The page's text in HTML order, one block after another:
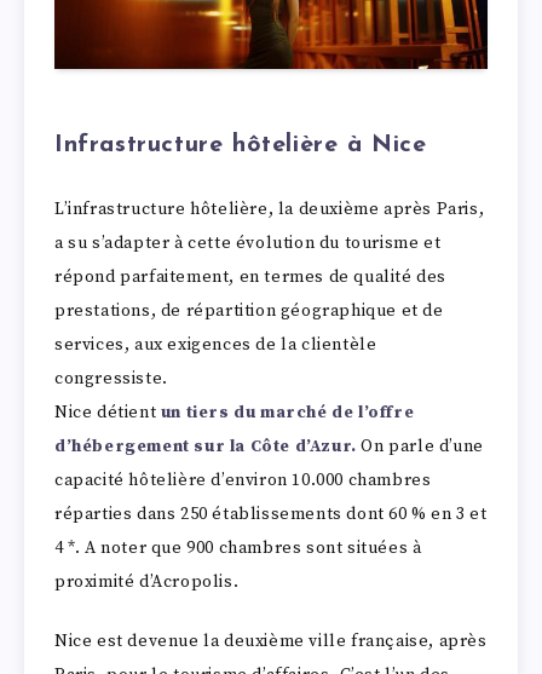
Infrastructure hôtelière à Nice
L’infrastructure hôtelière, la deuxième après Paris,
a su s’adapter à cette évolution du tourisme et
répond parfaitement, en termes de qualité des
prestations, de répartition géographique et de
services, aux exigences de la clientèle
congressiste.
Nice détient un tiers du marché de l’offre
d’hébergement sur la Côte d’Azur. On parle d’une
capacité hôtelière d’environ 10.000 chambres
réparties dans 250 établissements dont 60 % en 3 et
4 *. A noter que 900 chambres sont situées à
proximité d’Acropolis.
Nice est devenue la deuxième ville française, après